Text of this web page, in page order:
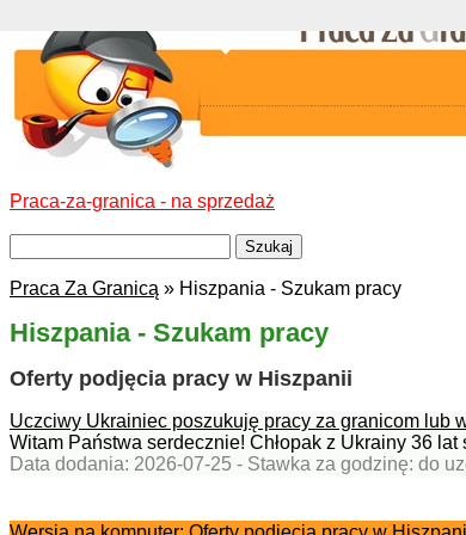
Praca-za-granica - na sprzedaż
Praca Za Granicą » Hiszpania - Szukam pracy
Hiszpania - Szukam pracy
Oferty podjęcia pracy w Hiszpanii
Uczciwy Ukrainiec poszukuję pracy za granicom lub
Witam Państwa serdecznie! Chłopak z Ukrainy 36 lat
Data dodania: 2026-07-25 - Stawka za godzinę: do